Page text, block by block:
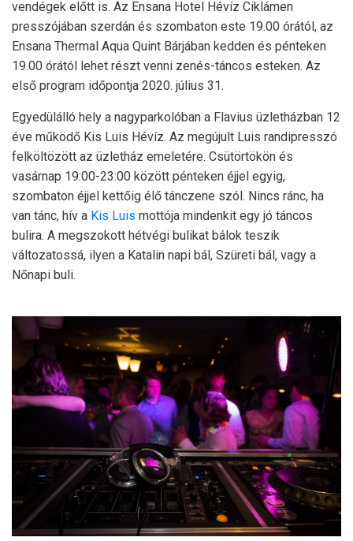
vendégek előtt is. Az Ensana Hotel Hévíz Ciklámen
presszójában szerdán és szombaton este 19.00 órától, az
Ensana Thermal Aqua Quint Bárjában kedden és pénteken
19.00 órától lehet részt venni zenés-táncos esteken. Az
első program időpontja 2020. július 31.
Egyedülálló hely a nagyparkolóban a Flavius üzletházban 12
éve működő Kis Luis Hévíz. Az megújult Luis randipresszó
felköltözött az üzletház emeletére. Csütörtökön és
vasárnap 19:00-23:00 között pénteken éjjel egyig,
szombaton éjjel kettőig élő tánczene szól. Nincs ránc, ha
van tánc, hív a Kis Luis mottója mindenkit egy jó táncos
bulira. A megszokott hétvégi bulikat bálok teszik
változatossá, ilyen a Katalin napi bál, Szüreti bál, vagy a
Nőnapi buli.